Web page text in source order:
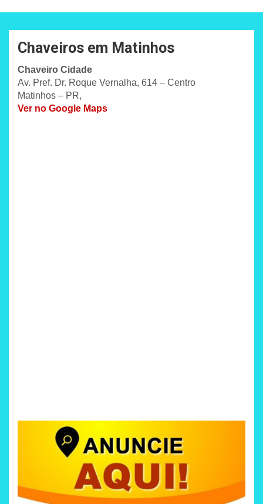
Chaveiros em Matinhos
Chaveiro Cidade
Av. Pref. Dr. Roque Vernalha, 614 – Centro
Matinhos – PR,
Ver no Google Maps